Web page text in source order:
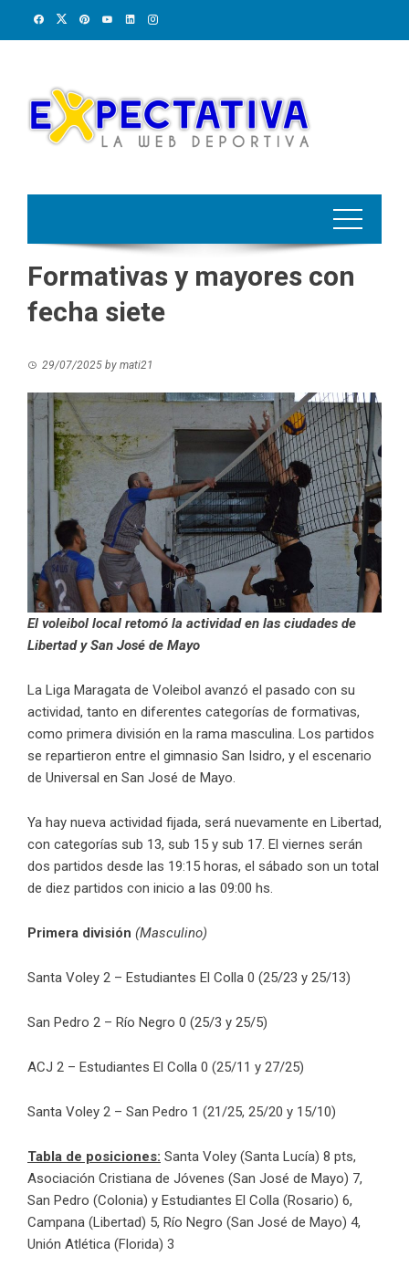
Formativas y mayores con
fecha siete
29/07/2025 by mati21
El voleibol local retomó la actividad en las ciudades de
Libertad y San José de Mayo
La Liga Maragata de Voleibol avanzó el pasado con su
actividad, tanto en diferentes categorías de formativas,
como primera división en la rama masculina. Los partidos
se repartieron entre el gimnasio San Isidro, y el escenario
de Universal en San José de Mayo.
Ya hay nueva actividad fijada, será nuevamente en Libertad,
con categorías sub 13, sub 15 y sub 17. El viernes serán
dos partidos desde las 19:15 horas, el sábado son un total
de diez partidos con inicio a las 09:00 hs.
Primera división (Masculino)
Santa Voley 2 – Estudiantes El Colla 0 (25/23 y 25/13)
San Pedro 2 – Río Negro 0 (25/3 y 25/5)
ACJ 2 – Estudiantes El Colla 0 (25/11 y 27/25)
Santa Voley 2 – San Pedro 1 (21/25, 25/20 y 15/10)
Tabla de posiciones: Santa Voley (Santa Lucía) 8 pts,
Asociación Cristiana de Jóvenes (San José de Mayo) 7,
San Pedro (Colonia) y Estudiantes El Colla (Rosario) 6,
Campana (Libertad) 5, Río Negro (San José de Mayo) 4,
Unión Atlética (Florida) 3